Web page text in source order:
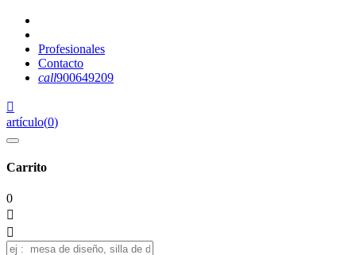
Profesionales
Contacto
call900649209

artículo(0)
Carrito
0

